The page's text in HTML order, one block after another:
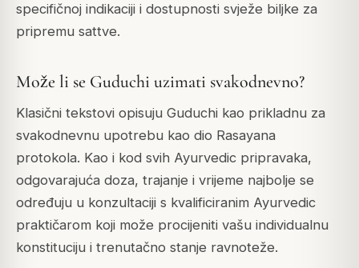
specifičnoj indikaciji i dostupnosti svježe biljke za
pripremu sattve.
Može li se Guduchi uzimati svakodnevno?
Klasični tekstovi opisuju Guduchi kao prikladnu za
svakodnevnu upotrebu kao dio Rasayana
protokola. Kao i kod svih Ayurvedic pripravaka,
odgovarajuća doza, trajanje i vrijeme najbolje se
određuju u konzultaciji s kvalificiranim Ayurvedic
praktičarom koji može procijeniti vašu individualnu
konstituciju i trenutačno stanje ravnoteže.